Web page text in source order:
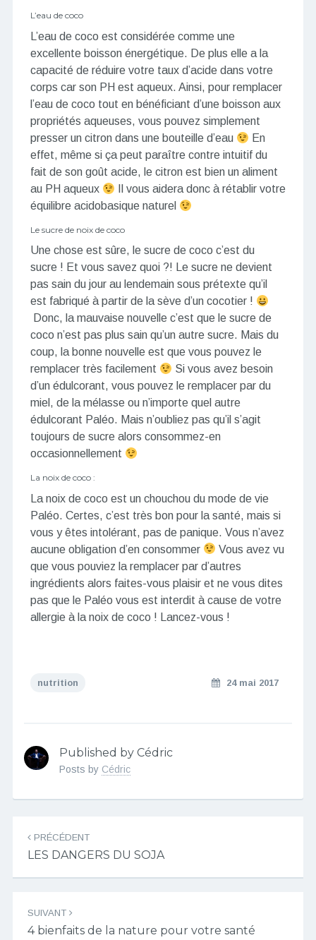
L’eau de coco
L’eau de coco est considérée comme une
excellente boisson énergétique. De plus elle a la
capacité de réduire votre taux d’acide dans votre
corps car son PH est aqueux. Ainsi, pour remplacer
l’eau de coco tout en bénéficiant d’une boisson aux
propriétés aqueuses, vous pouvez simplement
presser un citron dans une bouteille d’eau
En
effet, même si ça peut paraître contre intuitif du
fait de son goût acide, le citron est bien un aliment
au PH aqueux
Il vous aidera donc à rétablir votre
équilibre acidobasique naturel
Le sucre de noix de coco
Une chose est sûre, le sucre de coco c’est du
sucre ! Et vous savez quoi ?! Le sucre ne devient
pas sain du jour au lendemain sous prétexte qu’il
est fabriqué à partir de la sève d’un cocotier !
Donc, la mauvaise nouvelle c’est que le sucre de
coco n’est pas plus sain qu’un autre sucre. Mais du
coup, la bonne nouvelle est que vous pouvez le
remplacer très facilement
Si vous avez besoin
d’un édulcorant, vous pouvez le remplacer par du
miel, de la mélasse ou n’importe quel autre
édulcorant Paléo. Mais n’oubliez pas qu’il s’agit
toujours de sucre alors consommez-en
occasionnellement
La noix de coco :
La noix de coco est un chouchou du mode de vie
Paléo. Certes, c’est très bon pour la santé, mais si
vous y êtes intolérant, pas de panique. Vous n’avez
aucune obligation d’en consommer
Vous avez vu
que vous pouviez la remplacer par d’autres
ingrédients alors faites-vous plaisir et ne vous dites
pas que le Paléo vous est interdit à cause de votre
allergie à la noix de coco ! Lancez-vous !
nutrition 24 mai 2017
Published by Cédric
Posts by Cédric
Navigation
des
articles
PRÉCÉDENT
LES DANGERS DU SOJA
SUIVANT
4 bienfaits de la nature pour votre santé